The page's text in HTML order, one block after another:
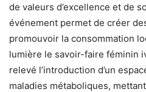
de valeurs d’excellence et de
événement permet de créer
promouvoir la consommation
lumière le savoir-faire féminin
relevé l’introduction d’un
maladies métaboliques,